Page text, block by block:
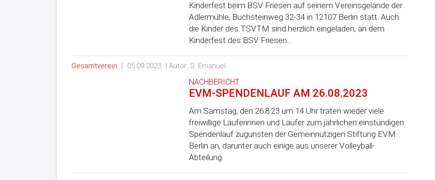
Kinderfest beim BSV Friesen auf seinem Vereinsgelände der
Adlermühle, Buchsteinweg 32-34 in 12107 Berlin statt. Auch
die Kinder des TSVTM sind herzlich eingeladen, an dem
Kinderfest des BSV Friesen…
Gesamtverein | 05.09.2023 | Autor: S. Emanuel
NACHBERICHT
EVM-SPENDENLAUF AM 26.08.2023
Am Samstag, den 26.8.23 um 14 Uhr traten wieder viele
freiwillige Läuferinnen und Läufer zum jährlichen einstündigen
Spendenlauf zugunsten der Gemeinnützigen Stiftung EVM
Berlin an, darunter auch einige aus unserer Volleyball-
Abteilung.